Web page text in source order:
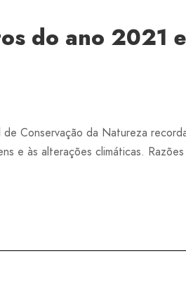
do ano 2021
Conservação da Natureza
e às alterações climáticas.